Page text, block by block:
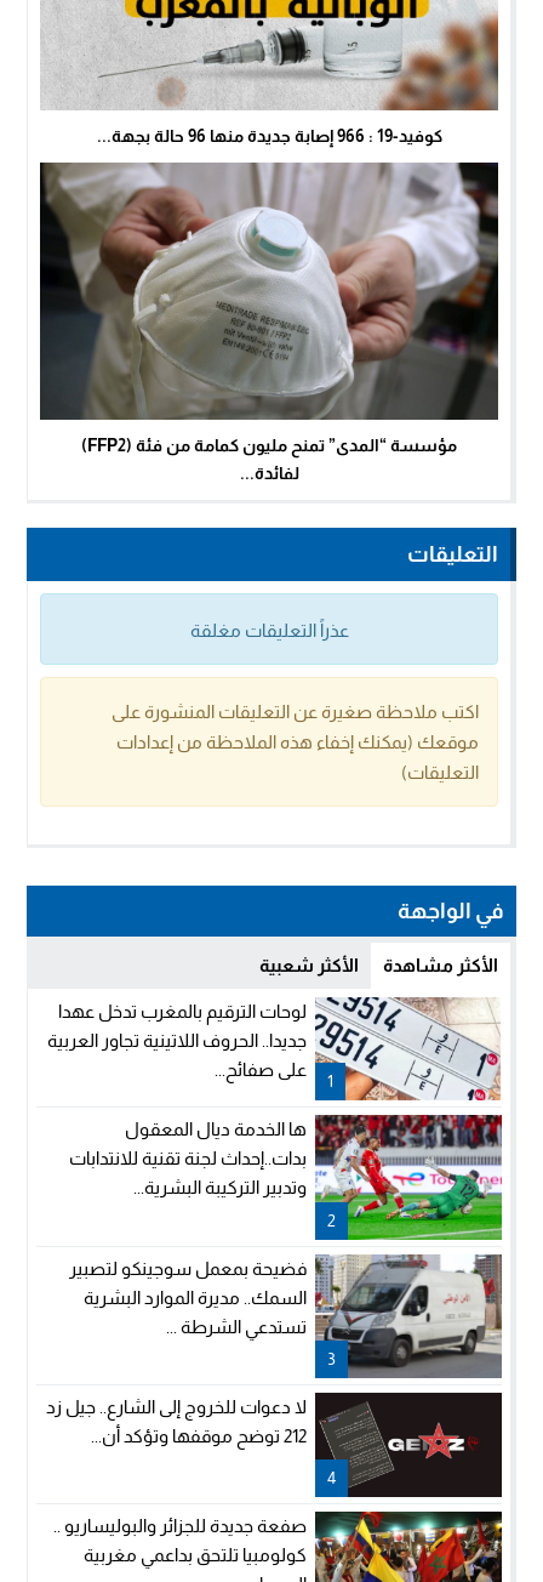
كوفيد-19 : 966 إصابة جديدة منها 96 حالة بجهة...
مؤسسة “المدى” تمنح مليون كمامة من فئة (FFP2)
لفائدة...
التعليقات
عذراً التعليقات مغلقة
اكتب ملاحظة صغيرة عن التعليقات المنشورة على
موقعك (يمكنك إخفاء هذه الملاحظة من إعدادات
التعليقات)
في الواجهة
الأكثر مشاهدة الأكثر شعبية
1
لوحات الترقيم بالمغرب تدخل عهدا
جديدا.. الحروف اللاتينية تجاور العربية
على صفائح...
2
ها الخدمة ديال المعقول
بدات..إحداث لجنة تقنية للانتدابات
وتدبير التركيبة البشرية...
3
فضيحة بمعمل سوجينكو لتصبير
السمك.. مديرة الموارد البشرية
تستدعي الشرطة ...
4
لا دعوات للخروج إلى الشارع.. جيل زد
212 توضح موقفها وتؤكد أن...
صفعة جديدة للجزائر والبوليساريو ..
كولومبيا تلتحق بداعمي مغربية